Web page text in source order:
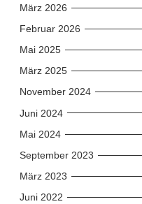
März 2026
Februar 2026
Mai 2025
März 2025
November 2024
Juni 2024
Mai 2024
September 2023
März 2023
Juni 2022